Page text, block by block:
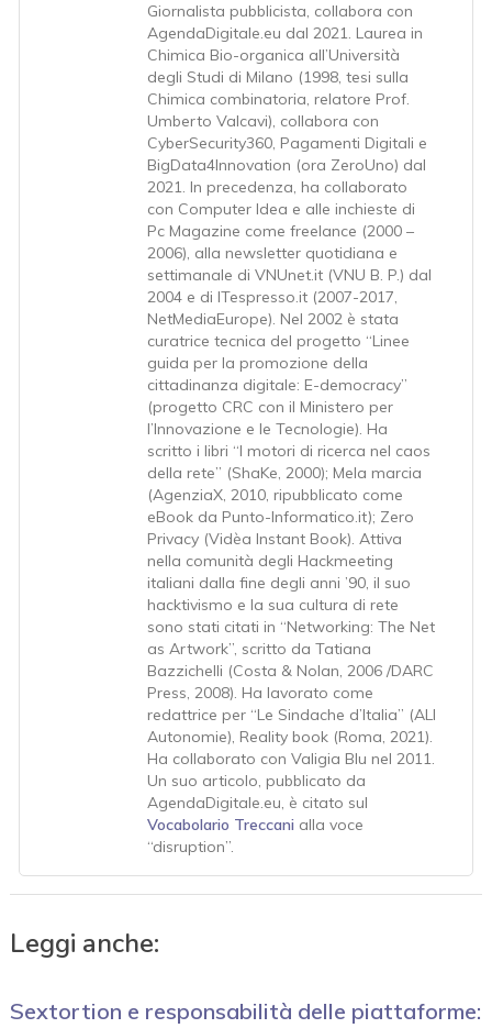
Giornalista pubblicista, collabora con
AgendaDigitale.eu dal 2021. Laurea in
Chimica Bio-organica all’Università
degli Studi di Milano (1998, tesi sulla
Chimica combinatoria, relatore Prof.
Umberto Valcavi), collabora con
CyberSecurity360, Pagamenti Digitali e
BigData4Innovation (ora ZeroUno) dal
2021. In precedenza, ha collaborato
con Computer Idea e alle inchieste di
Pc Magazine come freelance (2000 –
2006), alla newsletter quotidiana e
settimanale di VNUnet.it (VNU B. P.) dal
2004 e di ITespresso.it (2007-2017,
NetMediaEurope). Nel 2002 è stata
curatrice tecnica del progetto “Linee
guida per la promozione della
cittadinanza digitale: E-democracy”
(progetto CRC con il Ministero per
l’Innovazione e le Tecnologie). Ha
scritto i libri “I motori di ricerca nel caos
della rete” (ShaKe, 2000); Mela marcia
(AgenziaX, 2010, ripubblicato come
eBook da Punto-Informatico.it); Zero
Privacy (Vidèa Instant Book). Attiva
nella comunità degli Hackmeeting
italiani dalla fine degli anni ’90, il suo
hacktivismo e la sua cultura di rete
sono stati citati in “Networking: The Net
as Artwork”, scritto da Tatiana
Bazzichelli (Costa & Nolan, 2006 /DARC
Press, 2008). Ha lavorato come
redattrice per “Le Sindache d’Italia” (ALI
Autonomie), Reality book (Roma, 2021).
Ha collaborato con Valigia Blu nel 2011.
Un suo articolo, pubblicato da
AgendaDigitale.eu, è citato sul
Vocabolario Treccani alla voce
“disruption”.
Leggi anche:
Sextortion e responsabilità delle piattaforme: